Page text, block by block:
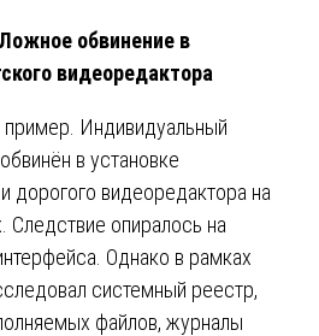
обвинение в
видеоредактора
пример. Индивидуальный
в установке
дорогого видеоредактора на
Следствие опиралось на
Однако в рамках
системный реестр,
файлов, журналы